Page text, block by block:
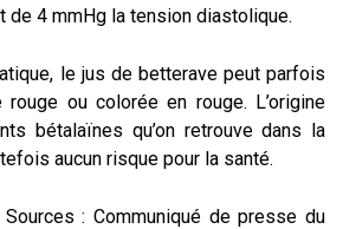
4 mmHg la tension diastolique.
le jus de betterave peut parfois
rouge ou colorée en rouge. L’origine
bétalaïnes qu’on retrouve dans la
aucun risque pour la santé.
: Communiqué de presse du